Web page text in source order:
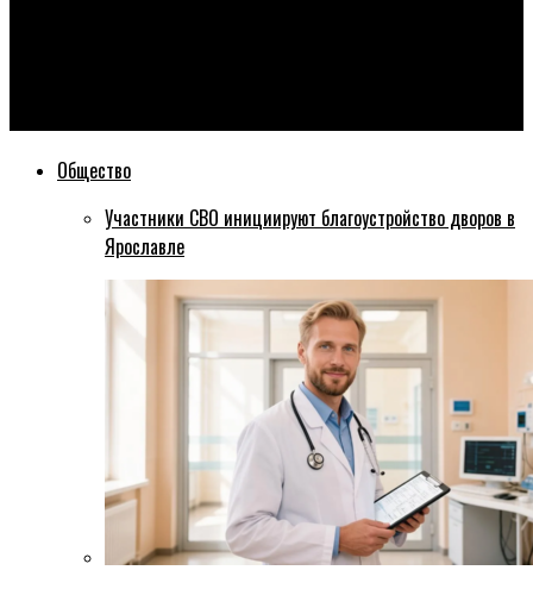
Общество
Участники СВО инициируют благоустройство дворов в
Ярославле